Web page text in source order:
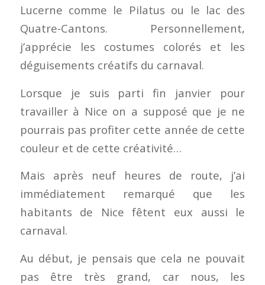
Lucerne comme le Pilatus ou le lac des
Quatre-Cantons. Personnellement,
j’apprécie les costumes colorés et les
déguisements créatifs du carnaval.
Lorsque je suis parti fin janvier pour
travailler à Nice on a supposé que je ne
pourrais pas profiter cette année de cette
couleur et de cette créativité…
Mais après neuf heures de route, j’ai
immédiatement remarqué que les
habitants de Nice fêtent eux aussi le
carnaval.
Au début, je pensais que cela ne pouvait
pas être très grand, car nous, les